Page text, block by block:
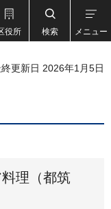
役所 検索 メニュー
更新日 2026年1月5日
理（都筑